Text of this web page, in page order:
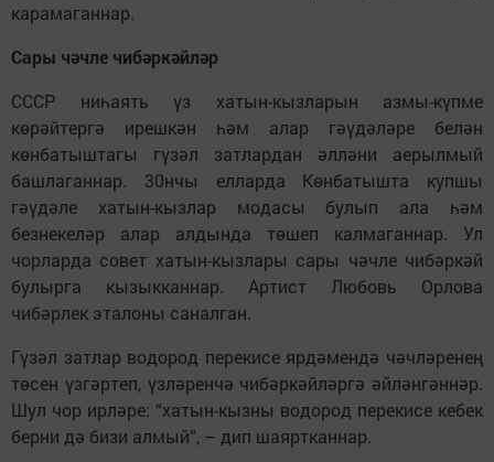
карамаганнар.
Сары чәчле чибәркәйләр
СССР ниһаять үз хатын-кызларын азмы-күпме
көрәйтергә ирешкән һәм алар гәүдәләре белән
көнбатыштагы гүзәл затлардан әлләни аерылмый
башлаганнар. 30нчы елларда Көнбатышта купшы
гәүдәле хатын-кызлар модасы булып ала һәм
безнекеләр алар алдында төшеп калмаганнар. Ул
чорларда совет хатын-кызлары сары чәчле чибәркәй
булырга кызыкканнар. Артист Любовь Орлова
чибәрлек эталоны саналган.
Гүзәл затлар водород перекисе ярдәмендә чәчләренең
төсен үзгәртеп, үзләренчә чибәркәйләргә әйләнгәннәр.
Шул чор ирләре: “хатын-кызны водород перекисе кебек
берни дә бизи алмый”, – дип шаяртканнар.